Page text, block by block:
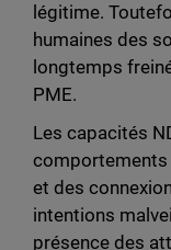
légitime.
humaines des
longtemps
PME.
Les capacités
comportements
et des
intentions
présence des